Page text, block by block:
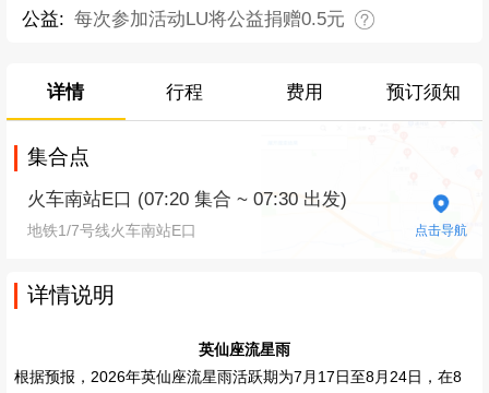
公益: 每次参加活动LU将公益捐赠0.5元
详情 行程 费用 预订须知
集合点
火车南站E口 (07:20 集合 ~ 07:30 出发)
地铁1/7号线火车南站E口 点击导航
详情说明
英仙座流星雨
根据预报，2026年英仙座流星雨活跃期为7月17日至8月24日，在8